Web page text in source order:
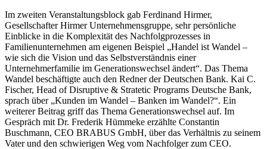
Im zweiten Veranstaltungsblock gab Ferdinand Hirmer,
Gesellschafter Hirmer Unternehmensgruppe, sehr persönliche
Einblicke in die Komplexität des Nachfolgprozesses in
Familienunternehmen am eigenen Beispiel „Handel ist Wandel –
wie sich die Vision und das Selbstverständnis einer
Unternehmerfamilie im Generationswechsel ändert“. Das Thema
Wandel beschäftigte auch den Redner der Deutschen Bank. Kai C.
Fischer, Head of Disruptive & Stratetic Programs Deutsche Bank,
sprach über „Kunden im Wandel – Banken im Wandel?“. Ein
weiterer Beitrag griff das Thema Generationswechsel auf. Im
Gespräch mit Dr. Frederik Hümmeke erzählte Constantin
Buschmann, CEO BRABUS GmbH, über das Verhältnis zu seinem
Vater und den schwierigen Weg vom Nachfolger zum CEO.